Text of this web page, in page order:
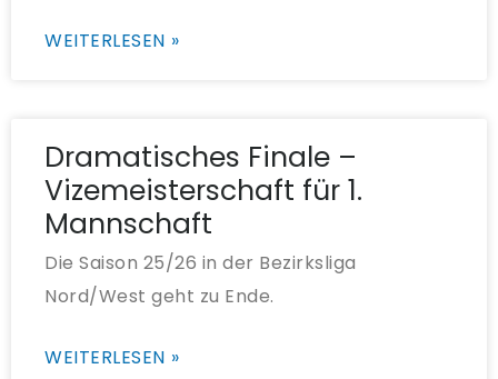
WEITERLESEN »
Dramatisches Finale –
Vizemeisterschaft für 1.
Mannschaft
Die Saison 25/26 in der Bezirksliga
Nord/West geht zu Ende.
WEITERLESEN »